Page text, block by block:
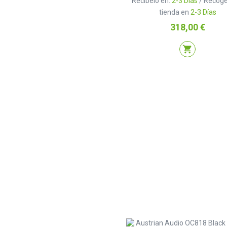
tienda en 2-3 Días
Precio
318,00 €
shopping_cart